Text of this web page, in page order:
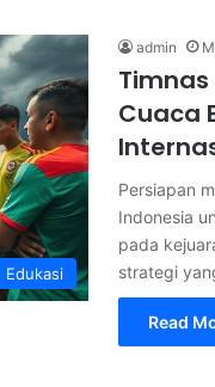
Edukasi
admin
Cuaca
Persiapan
Indonesia
pada
strategi
Read